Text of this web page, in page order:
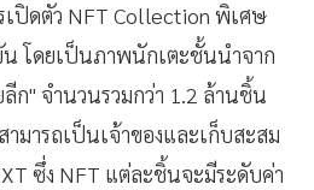
ปิดตัว NFT Collection พิเศษ
โดยเป็นภาพนักเตะชั้นนำจาก
ลีก" จำนวนรวมกว่า 1.2 ล้านชิ้น
มารถเป็นเจ้าของและเก็บสะสม
ซึ่ง NFT แต่ละชิ้นจะมีระดับค่า